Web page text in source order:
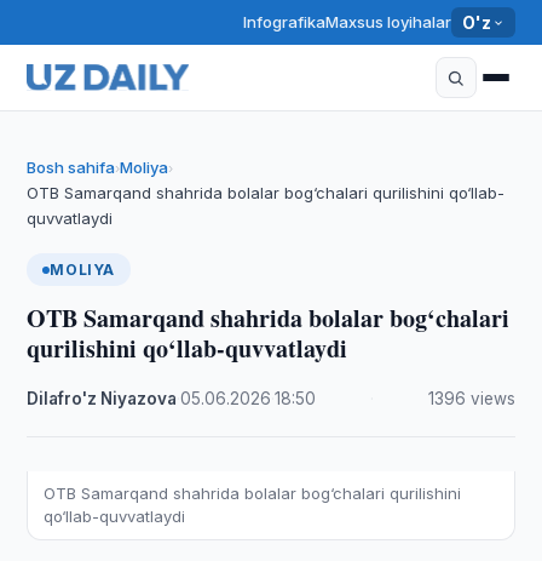
InfografikaMaxsus loyihalar O'z
Bosh sahifa›Moliya›
OTB Samarqand shahrida bolalar bog‘chalari qurilishini qo‘llab-
quvvatlaydi
MOLIYA
OTB Samarqand shahrida bolalar bog‘chalari
qurilishini qo‘llab-quvvatlaydi
Dilafro'z Niyazova ·05.06.2026 ·18:50 1396 views
OTB Samarqand shahrida bolalar bog‘chalari qurilishini
qo‘llab-quvvatlaydi